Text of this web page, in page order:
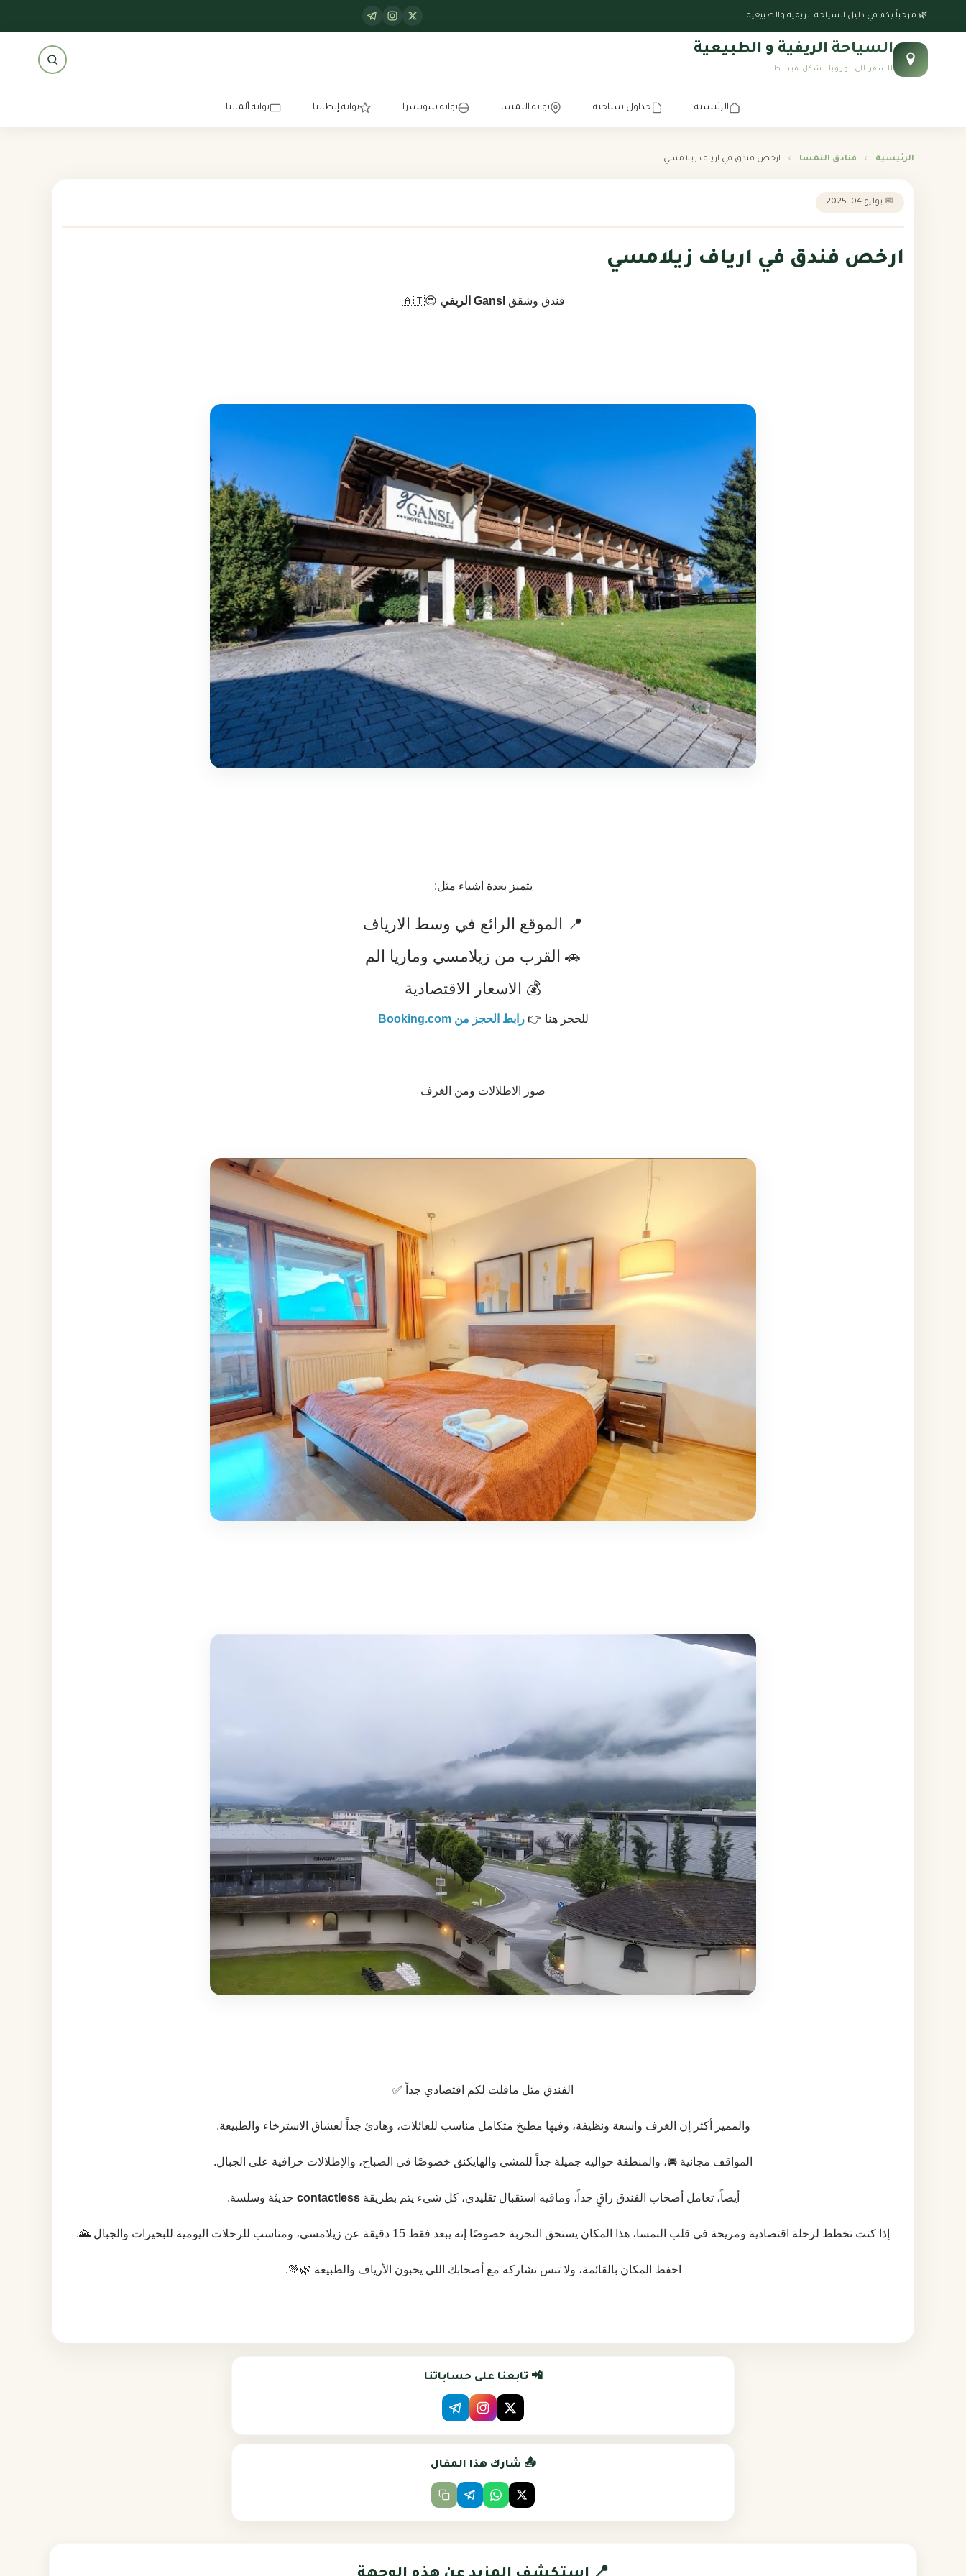
🌿 مرحباً بكم في دليل السياحة الريفية والطبيعية
السياحة الريفية و الطبيعية
السفر الى اوروبا بشكل مبسط
الرئيسية جداول سياحية بوابة النمسا بوابة سويسرا بوابة إيطاليا بوابة ألمانيا
الرئيسية › فنادق النمسا › ارخص فندق في ارياف زيلامسي
📅 يوليو 04, 2025
ارخص فندق في ارياف زيلامسي
فندق وشقق Gansl الريفي 😍🇦🇹
يتميز بعدة اشياء مثل:
📍 الموقع الرائع في وسط الارياف
🚗 القرب من زيلامسي وماريا الم
💰 الاسعار الاقتصادية
للحجز هنا 👉رابط الحجز منBooking.com
صور الاطلالات ومن الغرف
الفندق مثل ماقلت لكم اقتصادي جداً ✅
والمميز أكثر إن الغرف واسعة ونظيفة، وفيها مطبخ متكامل مناسب للعائلات، وهادئ جداً لعشاق الاسترخاء والطبيعة.
المواقف مجانية 🚘، والمنطقة حواليه جميلة جداً للمشي والهايكنق خصوصًا في الصباح، والإطلالات خرافية على الجبال.
أيضاً، تعامل أصحاب الفندق راقٍ جداً، ومافيه استقبال تقليدي، كل شيء يتم بطريقةcontactless حديثة وسلسة.
إذا كنت تخطط لرحلة اقتصادية ومريحة في قلب النمسا، هذا المكان يستحق التجربة خصوصًا إنه يبعد فقط 15 دقيقة عن زيلامسي، ومناسب للرحلات اليومية للبحيرات والجبال 🌄.
احفظ المكان بالقائمة، ولا تنس تشاركه مع أصحابك اللي يحبون الأرياف والطبيعة 🌿💚.
📲 تابعنا على حساباتنا
📤 شارك هذا المقال